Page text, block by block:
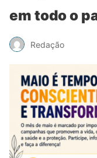
em todo o
Redação